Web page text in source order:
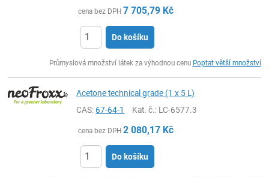
cena bez DPH 7 705,79 Kč
Do košíku
Průmyslová množství látek za výhodnou cenu Poptat větší množství
Acetone technical grade (1 x 5 L)
CAS:67-64-1 Kat. č.: LC-6577.3
cena bez DPH 2 080,17 Kč
Do košíku